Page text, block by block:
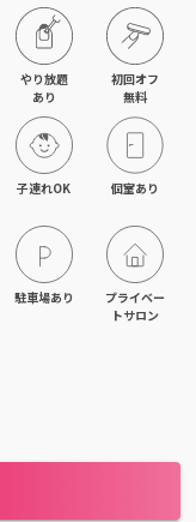
やり放題
あり
初回オフ
無料
子連れOK 個室あり
駐車場あり
プライベー
トサロン